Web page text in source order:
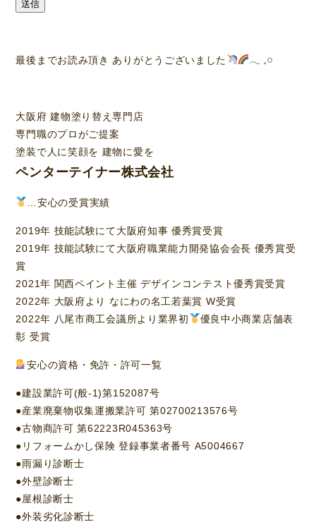
送信
最後までお読み頂き ありがとうございました ‪𓂃 𓈒𓏸
大阪府 建物塗り替え専門店
専門職のプロがご提案
塗装で人に笑顔を 建物に愛を
ペンターテイナー株式会社
…安心の受賞実績
2019年 技能試験にて大阪府知事 優秀賞受賞
2019年 技能試験にて大阪府職業能力開発協会会長 優秀賞受
賞
2021年 関西ペイント主催 デザインコンテスト優秀賞受賞
2022年 大阪府より なにわの名工若葉賞 W受賞
2022年 八尾市商工会議所より業界初
優良中小商業店舗表
彰 受賞
安心の資格・免許・許可一覧
●建設業許可(般-1)第152087号
●産業廃棄物収集運搬業許可 第02700213576号
●古物商許可 第62223R045363号
●リフォームかし保険 登録事業者番号 A5004667
●雨漏り診断士
●外壁診断士
●屋根診断士
●外装劣化診断士